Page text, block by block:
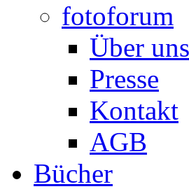
fotoforum
Über uns
Presse
Kontakt
AGB
Bücher